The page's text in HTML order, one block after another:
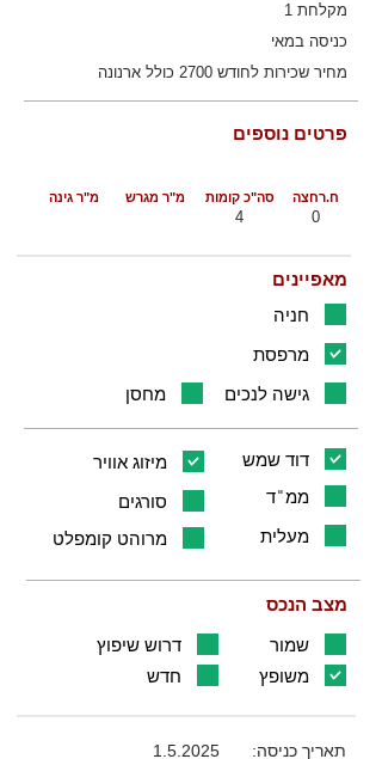
מקלחת 1
כניסה במאי
מחיר שכירות לחודש 2700 כולל ארנונה
פרטים נוספים
סה"כ קומות מ"ר גינה מ"ר מגרש ח.רחצה
4 0
מאפיינים
חניה
מרפסת
מחסן
גישה לנכים
מיזוג אוויר
דוד שמש
סורגים
ממ"ד
מרוהט קומפלט
מעלית
מצב הנכס
דרוש שיפוץ
שמור
חדש
משופץ
1.5.2025
תאריך כניסה: